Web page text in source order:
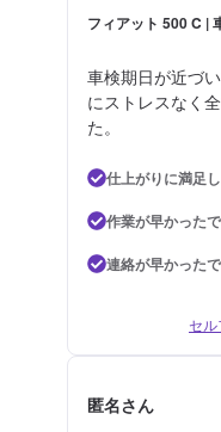
フィアット 500 C |
車検期日が近づ
にストレスなく
た。
仕上がりに満足
作業が早かった
連絡が早かった
セ
匿名さん